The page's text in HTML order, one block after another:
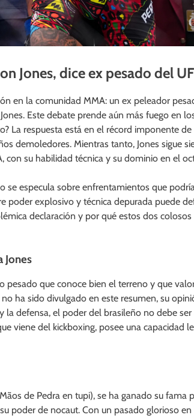
Jones, dice ex pesado del
en la comunidad MMA: un ex peleador
Este debate prende aún más fuego en
La respuesta está en el récord imponente de
demoledores. Mientras tanto, Jones sigue
con su habilidad técnica y su dominio en el
especula sobre enfrentamientos que
poder explosivo y técnica depurada puede
declaración y por qué estos dos
Jones
pesado que conoce bien el terreno y que
ha sido divulgado en este resumen, su
la defensa, el poder del brasileño no debe
viene del kickboxing, posee una capacidad
de Pedra en tupi), se ha ganado su fama
poder de nocaut. Con un pasado glorioso